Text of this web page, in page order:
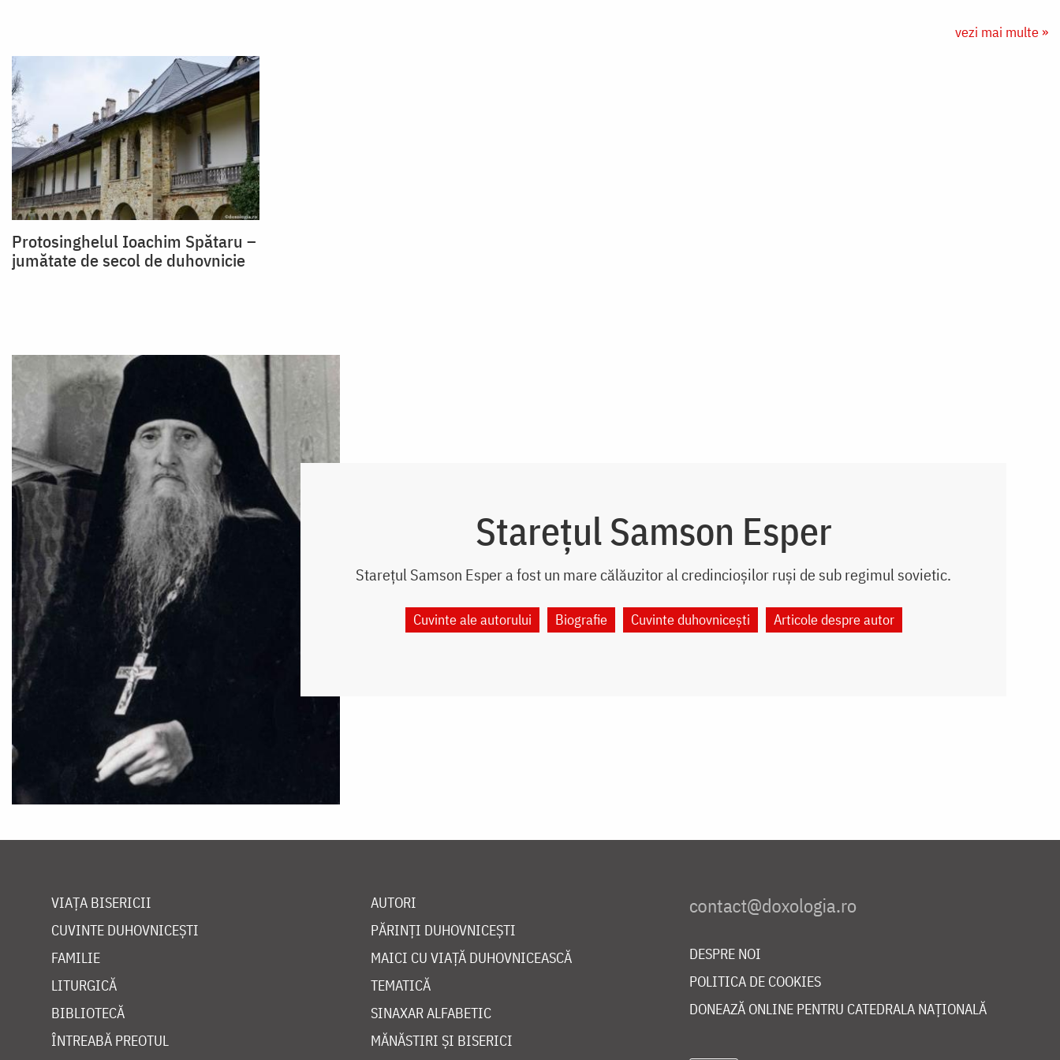
vezi mai multe »
Protosinghelul Ioachim Spătaru –
jumătate de secol de duhovnicie
Starețul Samson Esper
Starețul Samson Esper a fost un mare călăuzitor al credincioșilor ruși de sub regimul sovietic.
Cuvinte ale autorului Biografie Cuvinte duhovnicești Articole despre autor
VIAȚA BISERICII
CUVINTE DUHOVNICEȘTI
FAMILIE
LITURGICĂ
BIBLIOTECĂ
ÎNTREABĂ PREOTUL
AUTORI
PĂRINȚI DUHOVNICEȘTI
MAICI CU VIAȚĂ DUHOVNICEASCĂ
TEMATICĂ
SINAXAR ALFABETIC
MĂNĂSTIRI ȘI BISERICI
DESPRE NOI
POLITICA DE COOKIES
DONEAZĂ ONLINE PENTRU CATEDRALA NAȚIONALĂ